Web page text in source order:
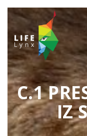
C.1
IZ